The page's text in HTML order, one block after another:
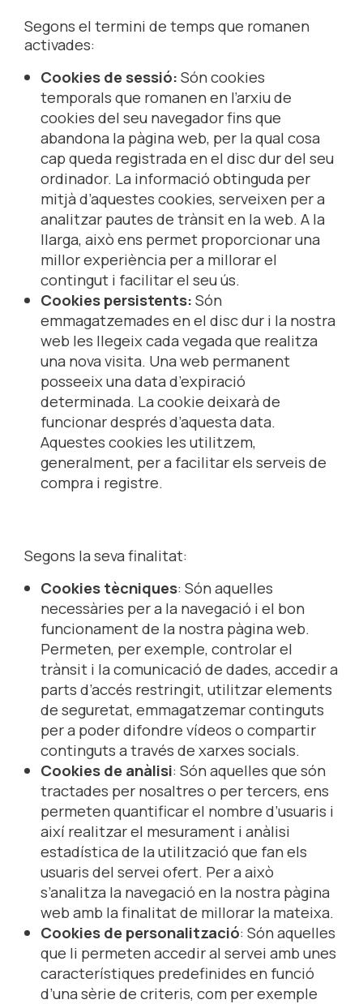
Segons el termini de temps que romanen
activades:
Cookies de sessió:Són cookies
temporals que romanen en l’arxiu de
cookies del seu navegador fins que
abandona la pàgina web, per la qual cosa
cap queda registrada en el disc dur del seu
ordinador. La informació obtinguda per
mitjà d’aquestes cookies, serveixen per a
analitzar pautes de trànsit en la web. A la
llarga, això ens permet proporcionar una
millor experiència per a millorar el
contingut i facilitar el seu ús.
Cookies persistents:Són
emmagatzemades en el disc dur i la nostra
web les llegeix cada vegada que realitza
una nova visita. Una web permanent
posseeix una data d’expiració
determinada. La cookie deixarà de
funcionar després d’aquesta data.
Aquestes cookies les utilitzem,
generalment, per a facilitar els serveis de
compra i registre.
Segons la seva finalitat:
Cookies tècniques: Són aquelles
necessàries per a la navegació i el bon
funcionament de la nostra pàgina web.
Permeten, per exemple, controlar el
trànsit i la comunicació de dades, accedir a
parts d’accés restringit, utilitzar elements
de seguretat, emmagatzemar continguts
per a poder difondre vídeos o compartir
continguts a través de xarxes socials.
Cookies de anàlisi: Són aquelles que són
tractades per nosaltres o per tercers, ens
permeten quantificar el nombre d’usuaris i
així realitzar el mesurament i anàlisi
estadística de la utilització que fan els
usuaris del servei ofert. Per a això
s’analitza la navegació en la nostra pàgina
web amb la finalitat de millorar la mateixa.
Cookies de personalització: Són aquelles
que li permeten accedir al servei amb unes
característiques predefinides en funció
d’una sèrie de criteris, com per exemple